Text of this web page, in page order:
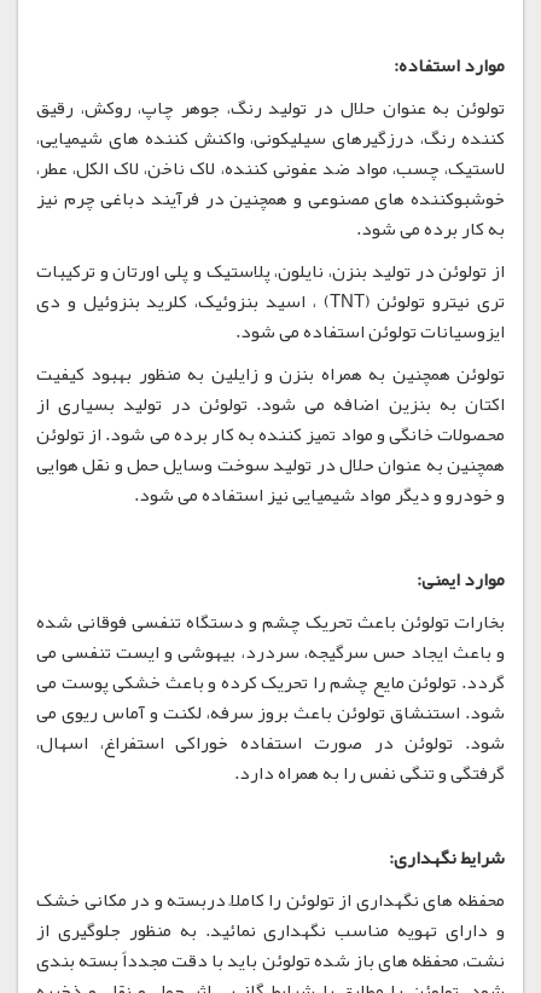
موارد استفاده:
تولوئن به عنوان حلال در تولید رنگ، جوهر چاپ، روکش، رقیق
کننده رنگ، درزگیرهای سیلیکونی، واکنش کننده های شیمیایی،
لاستیک، چسب، مواد ضد عفونی کننده، لاک ناخن، لاک الکل، عطر،
خوشبوکننده های مصنوعی و همچنین در فرآیند دباغی چرم نیز
به کار برده می شود.
از تولوئن در تولید بنزن، نایلون، پلاستیک و پلی اورتان و ترکیبات
تری نیترو تولوئن (TNT) ، اسید بنزوئیک، کلرید بنزوئیل و دی
ایزوسیانات تولوئن استفاده می شود.
تولوئن همچنین به همراه بنزن و زایلین به منظور بهبود کیفیت
اکتان به بنزین اضافه می شود. تولوئن در تولید بسیاری از
محصولات خانگی و مواد تمیز کننده به کار برده می شود. از تولوئن
همچنین به عنوان حلال در تولید سوخت وسایل حمل و نقل هوایی
و خودرو و دیگر مواد شیمیایی نیز استفاده می شود.
موارد ایمنی:
بخارات تولوئن باعث تحریک چشم و دستگاه تنفسی فوقانی شده
و باعث ایجاد حس سرگیجه، سردرد، بیهوشی و ایست تنفسی می
گردد. تولوئن مایع چشم را تحریک کرده و باعث خشکی پوست می
شود. استنشاق تولوئن باعث بروز سرفه، لکنت و آماس ریوی می
شود. تولوئن در صورت استفاده خوراکی استفراغ، اسهال،
گرفتگی و تنگی نفس را به همراه دارد.
شرایط نگهداری:
محفظه های نگهداری از تولوئن را کاملاً دربسته و در مکانی خشک
و دارای تهویه مناسب نگهداری نمائید. به منظور جلوگیری از
نشت، محفظه های باز شده تولوئن باید با دقت مجدداً بسته بندی